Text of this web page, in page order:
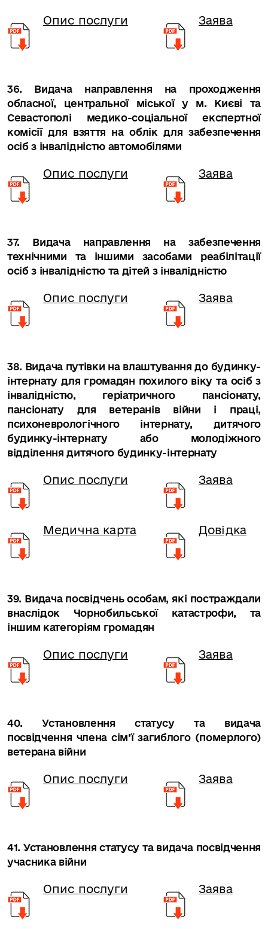
Опис послуги Заява
36. Видача направлення на проходження
обласної, центральної міської у м. Києві та
Севастополі медико-соціальної експертної
комісії для взяття на облік для забезпечення
осіб з інвалідністю автомобілями
Опис послуги Заява
37. Видача направлення на забезпечення
технічними та іншими засобами реабілітації
осіб з інвалідністю та дітей з інвалідністю
Опис послуги Заява
38. Видача путівки на влаштування до будинку-
інтернату для громадян похилого віку та осіб з
інвалідністю, геріатричного пансіонату,
пансіонату для ветеранів війни і праці,
психоневрологічного інтернату, дитячого
будинку-інтернату або молодіжного
відділення дитячого будинку-інтернату
Опис послуги Заява
Медична карта Довідка
39. Видача посвідчень особам, які постраждали
внаслідок Чорнобильської катастрофи, та
іншим категоріям громадян
Опис послуги Заява
40. Установлення статусу та видача
посвідчення члена сім’ї загиблого (померлого)
ветерана війни
Опис послуги Заява
41. Установлення статусу та видача посвідчення
учасника війни
Опис послуги Заява